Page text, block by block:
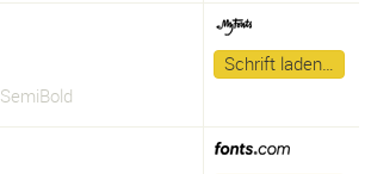
Schrift laden…